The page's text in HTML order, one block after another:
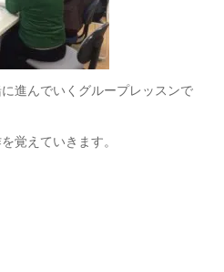
進んでいくグループレッスンで
覚えていきます。